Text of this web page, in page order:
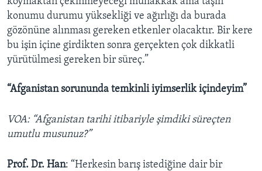
konumu durumu yüksekliği ve ağırlığı da burada
gözönüne alınması gereken etkenler olacaktır. Bir kere
bu işin içine girdikten sonra gerçekten çok dikkatli
yürütülmesi gereken bir süreç.”
“Afganistan sorununda temkinli iyimserlik içindeyim”
VOA: “Afganistan tarihi itibariyle şimdiki süreçten
umutlu musunuz?”
Prof. Dr. Han: “Herkesin barış istediğine dair bir